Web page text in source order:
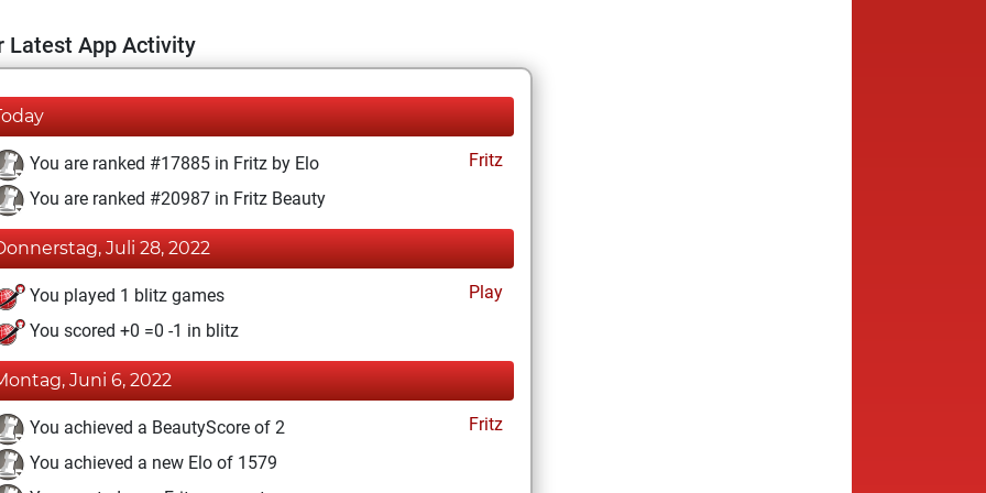
Latest App Activity
You are ranked #17885 in Fritz by Elo
Fritz
You are ranked #20987 in Fritz Beauty
Juli 28, 2022
You played 1 blitz games
Play
You scored +0 =0 -1 in blitz
Juni 6, 2022
You achieved a BeautyScore of 2
Fritz
You achieved a new Elo of 1579